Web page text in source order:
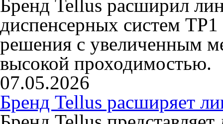
Бренд Tellus расширил
диспенсерных систем
решения с увеличенным
высокой проходимостью.
07.05.2026
Бренд Tellus расширяет